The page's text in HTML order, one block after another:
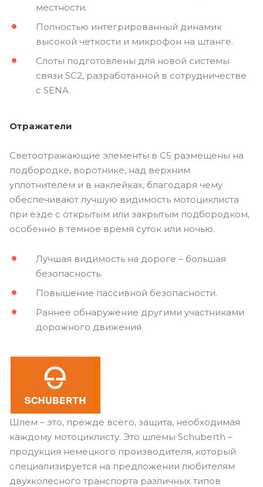
местности.
Полностью интегрированный динамик
высокой четкости и микрофон на штанге.
Слоты подготовлены для новой системы
связи SC2, разработанной в сотрудничестве
с SENA.
Отражатели
Светоотражающие элементы в C5 размещены на
подбородке, воротнике, над верхним
уплотнителем и в наклейках, благодаря чему
обеспечивают лучшую видимость мотоциклиста
при езде с открытым или закрытым подбородком,
особенно в темное время суток или ночью.
Лучшая видимость на дороге – большая
безопасность.
Повышение пассивной безопасности.
Раннее обнаружение другими участниками
дорожного движения.
Шлем – это, прежде всего, защита, необходимая
каждому мотоциклисту. Это шлемы Schuberth –
продукция немецкого производителя, который
специализируется на предложении любителям
двухколесного транспорта различных типов